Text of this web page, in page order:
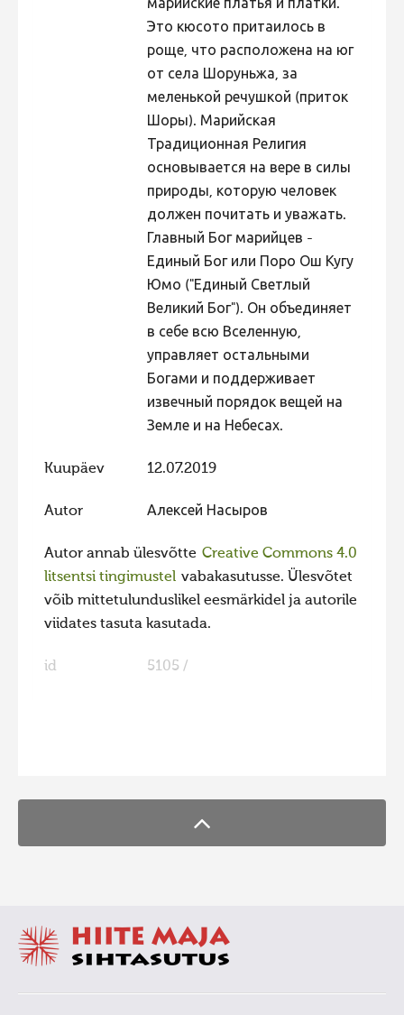
марийские платья и платки.
Это кюсото притаилось в
роще, что расположена на юг
от села Шоруньжа, за
меленькой речушкой (приток
Шоры). Марийская
Традиционная Религия
основывается на вере в силы
природы, которую человек
должен почитать и уважать.
Главный Бог марийцев -
Единый Бог или Поро Ош Кугу
Юмо ("Единый Светлый
Великий Бог"). Он объединяет
в себе всю Вселенную,
управляет остальными
Богами и поддерживает
извечный порядок вещей на
Земле и на Небесах.
Kuupäev 12.07.2019
Autor Алексей Насыров
Autor annab ülesvõtte Creative Commons 4.0
litsentsi tingimustel vabakasutusse. Ülesvõtet
võib mittetulunduslikel eesmärkidel ja autorile
viidates tasuta kasutada.
id 5105 /